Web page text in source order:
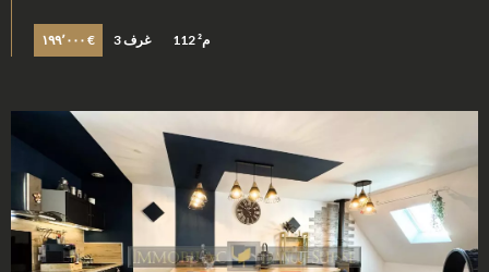
١٩٩٬٠٠٠ € 3 غرف 112 م²